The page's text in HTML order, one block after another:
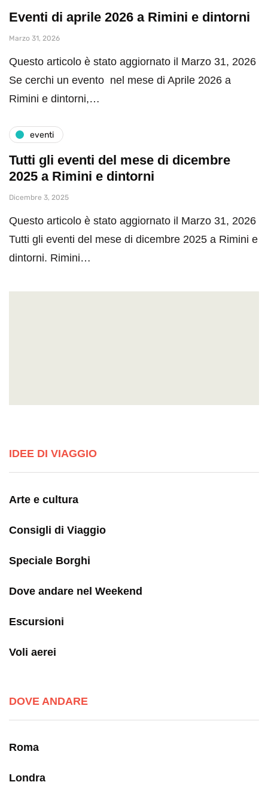
Eventi di aprile 2026 a Rimini e dintorni
Marzo 31, 2026
Questo articolo è stato aggiornato il Marzo 31, 2026
Se cerchi un evento nel mese di Aprile 2026 a
Rimini e dintorni,…
eventi
Tutti gli eventi del mese di dicembre
2025 a Rimini e dintorni
Dicembre 3, 2025
Questo articolo è stato aggiornato il Marzo 31, 2026
Tutti gli eventi del mese di dicembre 2025 a Rimini e
dintorni. Rimini…
IDEE DI VIAGGIO
Arte e cultura
Consigli di Viaggio
Speciale Borghi
Dove andare nel Weekend
Escursioni
Voli aerei
DOVE ANDARE
Roma
Londra